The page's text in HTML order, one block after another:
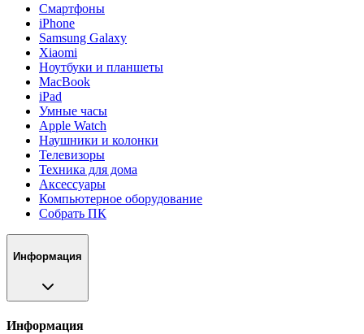
Смартфоны
iPhone
Samsung Galaxy
Xiaomi
Ноутбуки и планшеты
MacBook
iPad
Умные часы
Apple Watch
Наушники и колонки
Телевизоры
Техника для дома
Аксессуары
Компьютерное оборудование
Собрать ПК
Информация
Информация